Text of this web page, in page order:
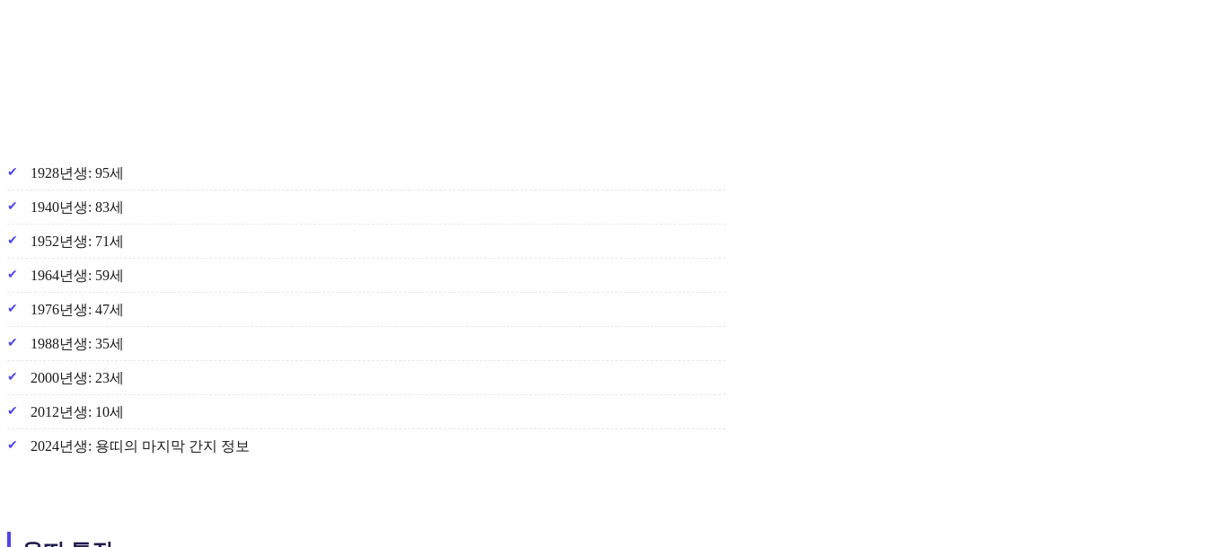
1928년생: 95세
1940년생: 83세
1952년생: 71세
1964년생: 59세
1976년생: 47세
1988년생: 35세
2000년생: 23세
2012년생: 10세
2024년생: 용띠의 마지막 간지 정보